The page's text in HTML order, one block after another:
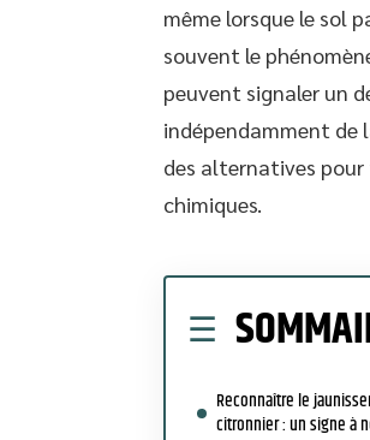
même lorsque le sol
souvent le
peuvent signaler un
indépendamment de
des alternatives
chimiques.
Reconnaître le
citronnier : un signe à